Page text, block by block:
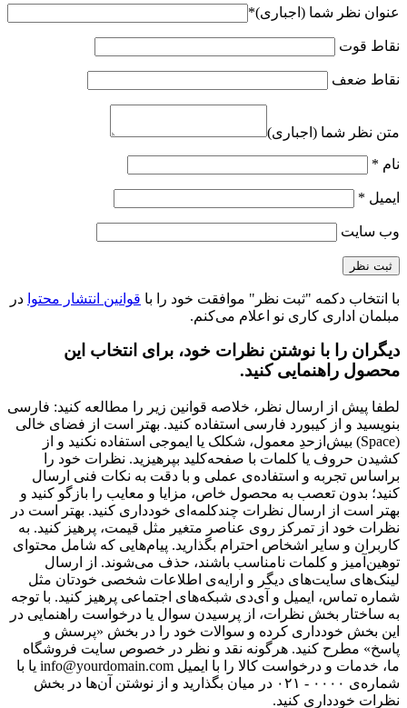
عنوان نظر شما (اجباری)*
نقاط قوت
نقاط ضعف
متن نظر شما (اجباری)
نام *
ایمیل *
وب‌ سایت
با انتخاب دکمه "ثبت نظر" موافقت خود را با قوانین انتشار محتوا در
مبلمان اداری کاری نو اعلام می‌کنم.
دیگران را با نوشتن نظرات خود، برای انتخاب این
محصول راهنمایی کنید.
لطفا پیش از ارسال نظر، خلاصه قوانین زیر را مطالعه کنید: فارسی
بنویسید و از کیبورد فارسی استفاده کنید. بهتر است از فضای خالی
(Space) بیش‌از‌حدِ معمول، شکلک یا ایموجی استفاده نکنید و از
کشیدن حروف یا کلمات با صفحه‌کلید بپرهیزید. نظرات خود را
براساس تجربه و استفاده‌ی عملی و با دقت به نکات فنی ارسال
کنید؛ بدون تعصب به محصول خاص، مزایا و معایب را بازگو کنید و
بهتر است از ارسال نظرات چندکلمه‌‌ای خودداری کنید. بهتر است در
نظرات خود از تمرکز روی عناصر متغیر مثل قیمت، پرهیز کنید. به
کاربران و سایر اشخاص احترام بگذارید. پیام‌هایی که شامل محتوای
توهین‌آمیز و کلمات نامناسب باشند، حذف می‌شوند. از ارسال
لینک‌های سایت‌های دیگر و ارایه‌ی اطلاعات شخصی خودتان مثل
شماره تماس، ایمیل و آی‌دی شبکه‌های اجتماعی پرهیز کنید. با توجه
به ساختار بخش نظرات، از پرسیدن سوال یا درخواست راهنمایی در
این بخش خودداری کرده و سوالات خود را در بخش «پرسش و
پاسخ» مطرح کنید. هرگونه نقد و نظر در خصوص سایت فروشگاه
ما، خدمات و درخواست کالا را با ایمیل info@yourdomain.com یا با
شماره‌ی ۰۰۰۰ - ۰۲۱ در میان بگذارید و از نوشتن آن‌ها در بخش
نظرات خودداری کنید.